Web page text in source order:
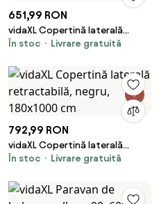
651,99 RON
vidaXL Copertină laterală
retractabilă, negru, 180x1200
În stoc Livrare gratuită
792,99 RON
vidaXL Copertină laterală
retractabilă, negru, 180x1000
În stoc Livrare gratuită